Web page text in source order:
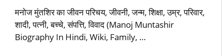
मनोज मुंतशिर का जीवन परिचय, जीवनी, जन्म, शिक्षा, उम्र, परिवार,
शादी, पत्नी, बच्चे, संपत्ति, विवाद (Manoj Muntashir
Biography In Hindi, Wiki, Family, …